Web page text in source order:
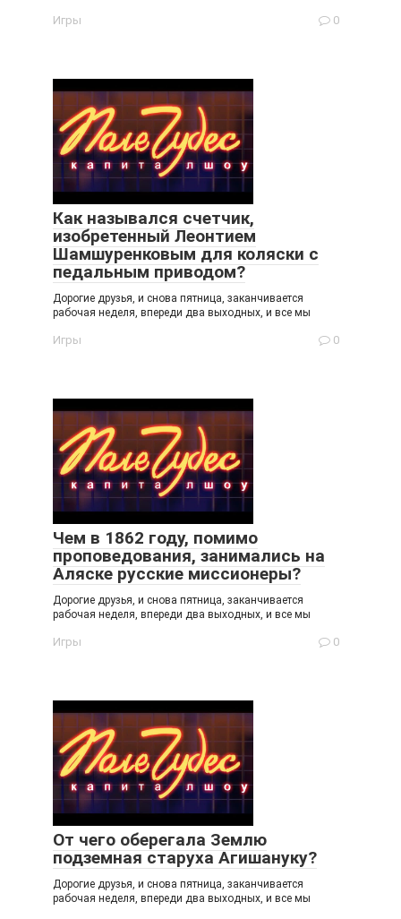
Игры 0
Как назывался счетчик,
изобретенный Леонтием
Шамшуренковым для коляски с
педальным приводом?
Дорогие друзья, и снова пятница, заканчивается
рабочая неделя, впереди два выходных, и все мы
Игры 0
Чем в 1862 году, помимо
проповедования, занимались на
Аляске русские миссионеры?
Дорогие друзья, и снова пятница, заканчивается
рабочая неделя, впереди два выходных, и все мы
Игры 0
От чего оберегала Землю
подземная старуха Агишануку?
Дорогие друзья, и снова пятница, заканчивается
рабочая неделя, впереди два выходных, и все мы